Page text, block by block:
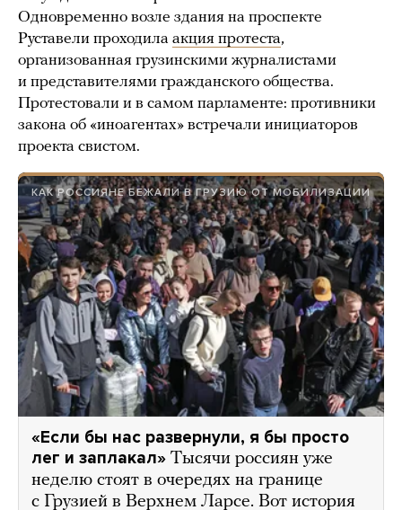
Одновременно возле здания на проспекте
Руставели проходила акция протеста,
организованная грузинскими журналистами
и представителями гражданского общества.
Протестовали и в самом парламенте: противники
закона об «иноагентах» встречали инициаторов
проекта свистом.
КАК РОССИЯНЕ БЕЖАЛИ В ГРУЗИЮ ОТ МОБИЛИЗАЦИИ
«Если бы нас развернули, я бы просто
лег и заплакал» Тысячи россиян уже
неделю стоят в очередях на границе
с Грузией в Верхнем Ларсе. Вот история